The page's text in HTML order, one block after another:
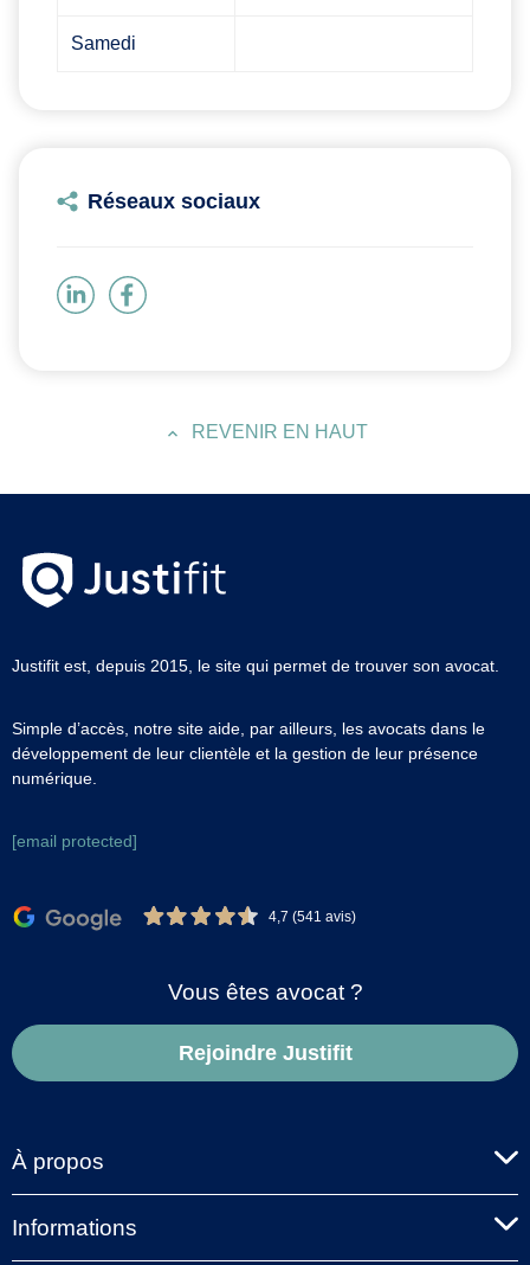
Samedi
Réseaux sociaux
REVENIR EN HAUT
Justifit est, depuis 2015, le site qui permet de trouver son avocat.
Simple d’accès, notre site aide, par ailleurs, les avocats dans le
développement de leur clientèle et la gestion de leur présence
numérique.
[email protected]
4,7 (541 avis)
Vous êtes avocat ?
Rejoindre Justifit
À propos
Informations